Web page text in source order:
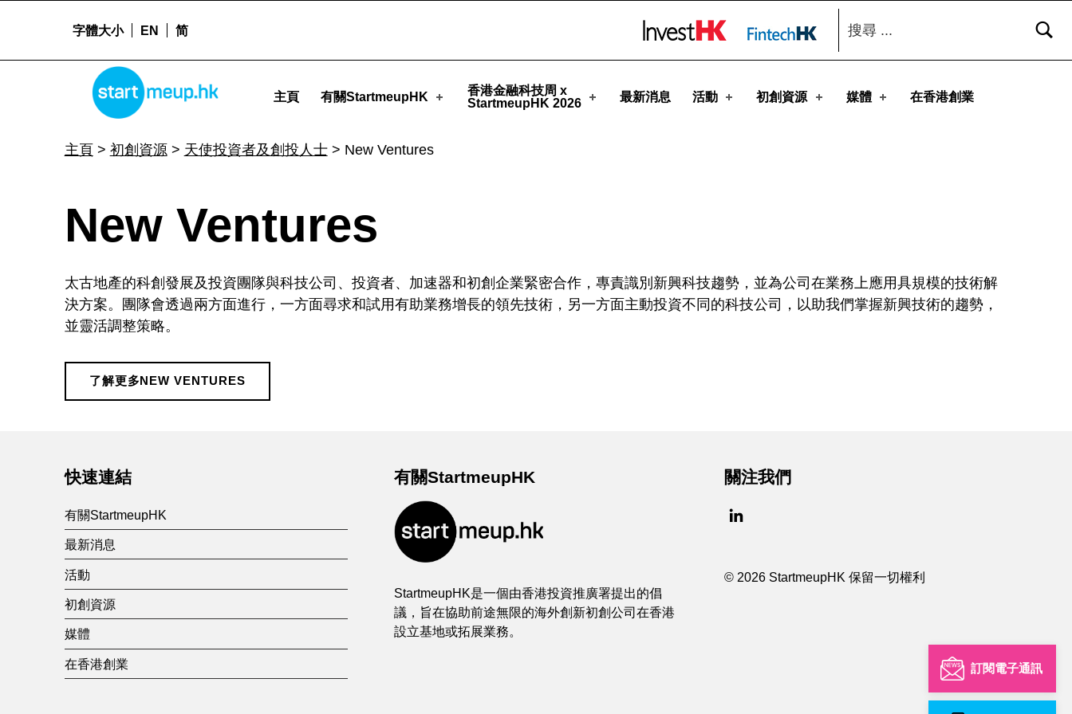
訂閱電子通訊
New Ventures - StartmeupHK
STARTMEUPHK
主頁 有關StartmeupHK
香港金融科技周 x
StartmeupHK 2026
最新消息 活動 初創資源 媒體 在香港創業
字體大小 EN 简
搜尋：
主頁> 初創資源> 天使投資者及創投人士> New Ventures
N
e
w
V
e
n
t
u
r
e
s
New Ventures
太古地產的科創發展及投資團隊與科技公司、投資者、加速器和初創企業緊密合作，專責識別新興科技趨勢，並為公司在業務上應用具規模的技術解
決方案。團隊會透過兩方面進行，一方面尋求和試用有助業務增長的領先技術，另一方面主動投資不同的科技公司，以助我們掌握新興技術的趨勢，
並靈活調整策略。
了解更多NEW VENTURES
Skip back to main navigation
快速連結
有關StartmeupHK
最新消息
活動
初創資源
媒體
在香港創業
有關StartmeupHK
StartmeupHK是一個由香港投資推廣署提出的倡
議，旨在協助前途無限的海外創新初創公司在香港
設立基地或拓展業務。
關注我們
© 2026 StartmeupHK 保留一切權利